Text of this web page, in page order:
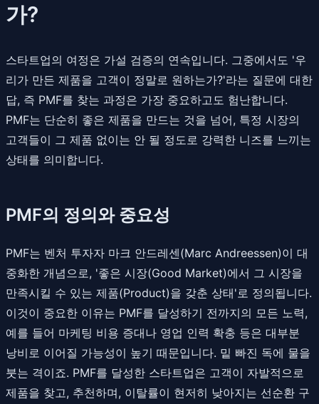
가?
스타트업의 여정은 가설 검증의 연속입니다. 그중에서도 '우
리가 만든 제품을 고객이 정말로 원하는가?'라는 질문에 대한
답, 즉 PMF를 찾는 과정은 가장 중요하고도 험난합니다.
PMF는 단순히 좋은 제품을 만드는 것을 넘어, 특정 시장의
고객들이 그 제품 없이는 안 될 정도로 강력한 니즈를 느끼는
상태를 의미합니다.
PMF의 정의와 중요성
PMF는 벤처 투자자 마크 안드레센(Marc Andreessen)이 대
중화한 개념으로, '좋은 시장(Good Market)에서 그 시장을
만족시킬 수 있는 제품(Product)을 갖춘 상태'로 정의됩니다.
이것이 중요한 이유는 PMF를 달성하기 전까지의 모든 노력,
예를 들어 마케팅 비용 증대나 영업 인력 확충 등은 대부분
낭비로 이어질 가능성이 높기 때문입니다. 밑 빠진 독에 물을
붓는 격이죠. PMF를 달성한 스타트업은 고객이 자발적으로
제품을 찾고, 추천하며, 이탈률이 현저히 낮아지는 선순환 구